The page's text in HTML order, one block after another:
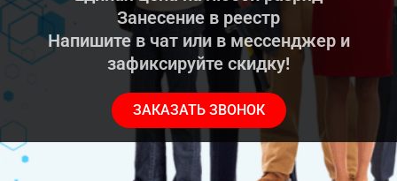
Занесение в реестр
Напишите в чат или в мессенджер и
зафиксируйте скидку!
ЗАКАЗАТЬ ЗВОНОК